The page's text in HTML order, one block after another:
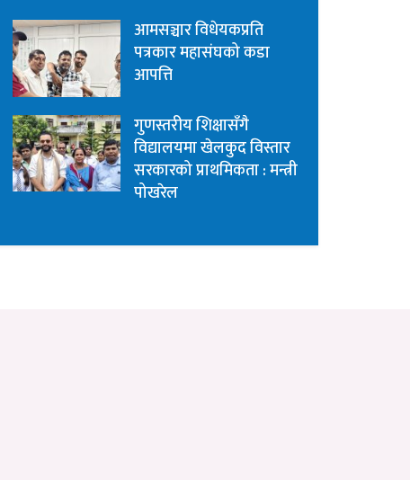
आमसञ्चार विधेयकप्रति
पत्रकार महासंघको कडा
आपत्ति
गुणस्तरीय शिक्षासँगै
विद्यालयमा खेलकुद विस्तार
सरकारको प्राथमिकता : मन्त्री
पोखरेल